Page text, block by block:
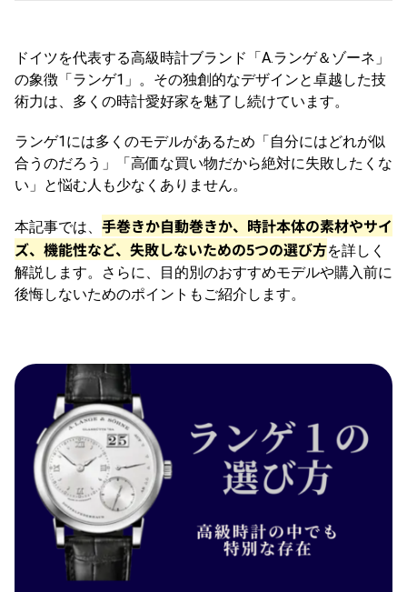
ドイツを代表する高級時計ブランド「A.ランゲ＆ゾーネ」
の象徴「ランゲ1」。その独創的なデザインと卓越した技
術力は、多くの時計愛好家を魅了し続けています。
ランゲ1には多くのモデルがあるため「自分にはどれが似
合うのだろう」「高価な買い物だから絶対に失敗したくな
い」と悩む人も少なくありません。
本記事では、 手巻きか自動巻きか、時計本体の素材やサイ
ズ、機能性など、失敗しないための5つの選び方を詳しく
解説します。さらに、目的別のおすすめモデルや購入前に
後悔しないためのポイントもご紹介します。